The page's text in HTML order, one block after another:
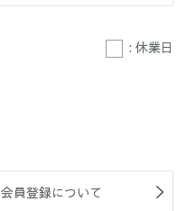
: 休業日
会員登録について